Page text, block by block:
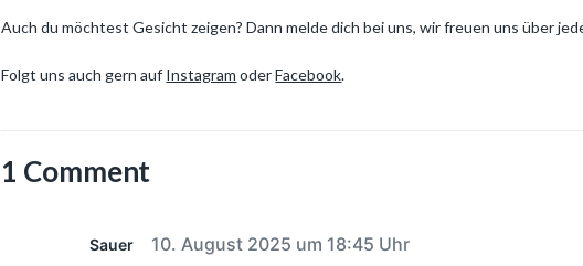
Auch du möchtest Gesicht zeigen? Dann melde dich bei uns, wir freuen uns über
Folgt uns auch gern auf Instagram oderFacebook.
1 Comment
Sauer 10. August 2025 um 18:45 Uhr